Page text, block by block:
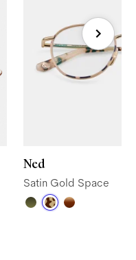
Ned
Satin Gold Space